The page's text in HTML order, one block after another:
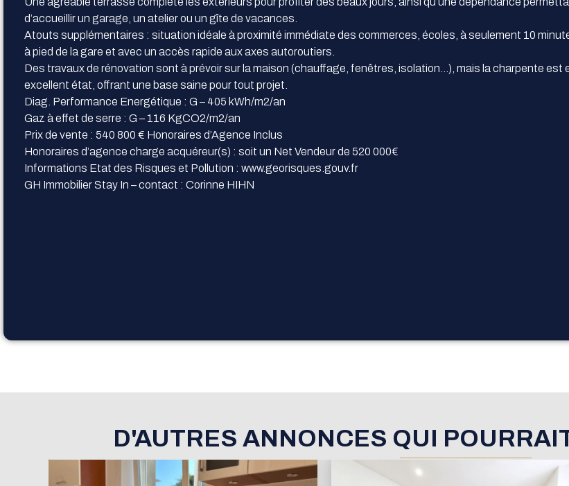
d’accueillir un garage, un atelier ou un gîte de vacances.
Atouts supplémentaires : situation idéale à proximité immédiate des commerces, écoles, à seulement 10
à pied de la gare et avec un accès rapide aux axes autoroutiers.
Des travaux de rénovation sont à prévoir sur la maison (chauffage, fenêtres, isolation…), mais la charpente est
excellent état, offrant une base saine pour tout projet.
Diag. Performance Energétique : G – 405 kWh/m2/an
Gaz à effet de serre : G – 116 KgCO2/m2/an
Prix de vente : 540 800 € Honoraires d’Agence Inclus
Honoraires d’agence charge acquéreur(s) : soit un Net Vendeur de 520 000€
Informations Etat des Risques et Pollution : www.georisques.gouv.fr
GH Immobilier Stay In – contact : Corinne HIHN
D'AUTRES ANNONCES QUI